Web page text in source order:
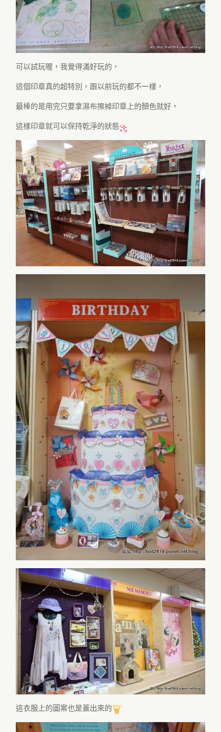
可以試玩喔，我覺得滿好玩的，
這個印章真的超特別，跟以前玩的都不一樣，
最棒的是用完只要拿濕布擦掉印章上的顏色就好，
這樣印章就可以保持乾淨的狀態
這衣服上的圖案也是蓋出來的